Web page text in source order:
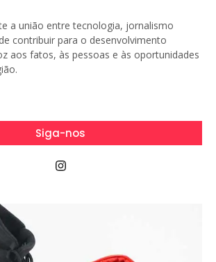
a união entre tecnologia, jornalismo
contribuir para o desenvolvimento
aos fatos, às pessoas e às oportunidades
Siga-nos